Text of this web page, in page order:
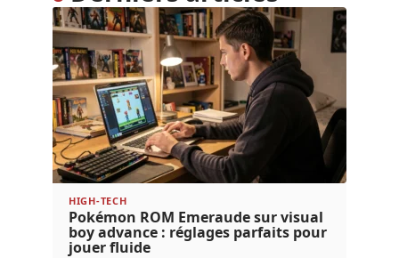
HIGH-TECH
Pokémon ROM Emeraude sur visual
boy advance : réglages parfaits pour
jouer fluide